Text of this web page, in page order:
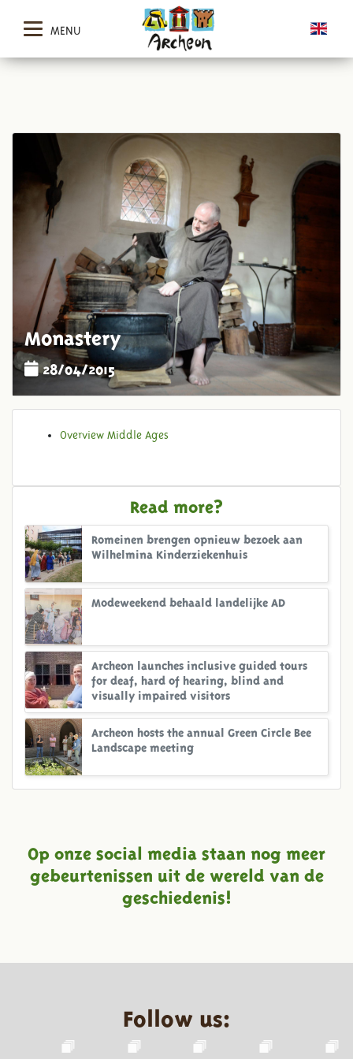
MENU
Monastery
28/04/2015
Overview Middle Ages
Read more?
Romeinen brengen opnieuw bezoek aan
Wilhelmina Kinderziekenhuis
Modeweekend behaald landelijke AD
Archeon launches inclusive guided tours
for deaf, hard of hearing, blind and
visually impaired visitors
Archeon hosts the annual Green Circle Bee
Landscape meeting
Op onze social media staan nog meer
gebeurtenissen uit de wereld van de
geschiedenis!
Follow us: